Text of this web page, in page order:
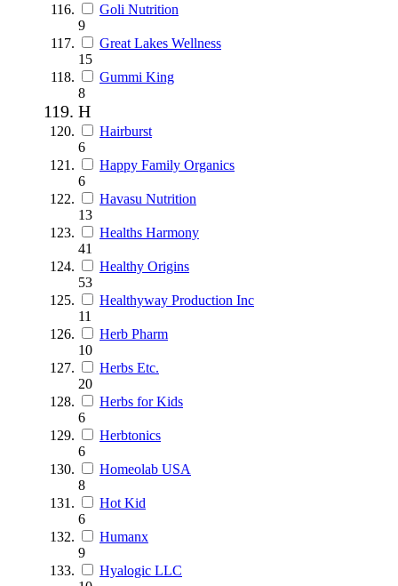
Goli Nutrition
9
Great Lakes Wellness
15
Gummi King
8
H
Hairburst
6
Happy Family Organics
6
Havasu Nutrition
13
Healths Harmony
41
Healthy Origins
53
Healthyway Production Inc
11
Herb Pharm
10
Herbs Etc.
20
Herbs for Kids
6
Herbtonics
6
Homeolab USA
8
Hot Kid
6
Humanx
9
Hyalogic LLC